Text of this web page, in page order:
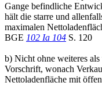
Gange befindliche
hält die starre und
maximalen
BGE 102 Ia 104 S. 120
b) Nicht ohne weiteres als
Vorschrift, wonach
Nettoladenfläche mit